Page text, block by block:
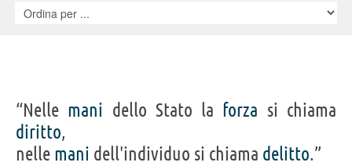
IDENTIKIT E DATI ANAGRAFICI
Nome
Cognome
Nato 25 ottobre 1806 a Bayreuth
Morto 26 giugno 1856 a Berlino
“Nelle mani dello Stato la forza si chiama
diritto,
nelle mani dell'individuo si chiama delitto.”